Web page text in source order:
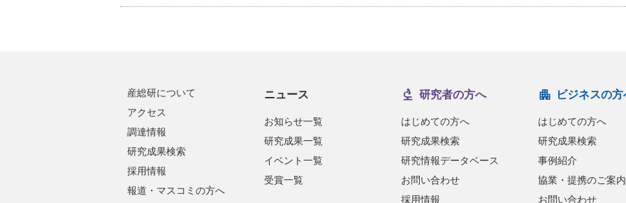
産総研について
アクセス
調達情報
研究成果検索
採用情報
報道・マスコミの方へ
ニュース
お知らせ一覧
研究成果一覧
イベント一覧
受賞一覧
研究者の方へ
はじめての方へ
研究成果検索
研究情報データベース
お問い合わせ
採用情報
ビジネスの方
はじめての方へ
研究成果検索
事例紹介
協業・提携のご案内
お問い合わせ